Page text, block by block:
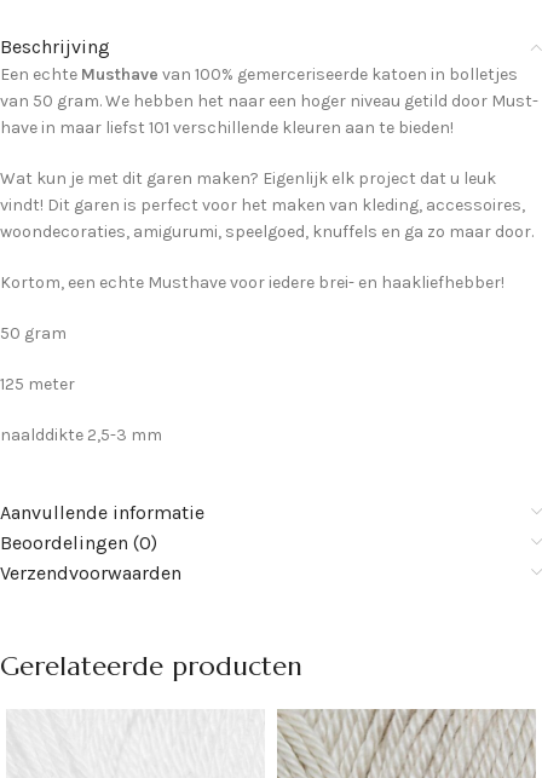
Beschrijving
Een echte Musthave van 100% gemerceriseerde katoen in bolletjes
van 50 gram. We hebben het naar een hoger niveau getild door Must-
have in maar liefst 101 verschillende kleuren aan te bieden!
Wat kun je met dit garen maken? Eigenlijk elk project dat u leuk
vindt! Dit garen is perfect voor het maken van kleding, accessoires,
woondecoraties, amigurumi, speelgoed, knuffels en ga zo maar door.
Kortom, een echte Musthave voor iedere brei- en haakliefhebber!
50 gram
125 meter
naalddikte 2,5-3 mm
Aanvullende informatie
Beoordelingen (0)
Verzendvoorwaarden
Gerelateerde producten